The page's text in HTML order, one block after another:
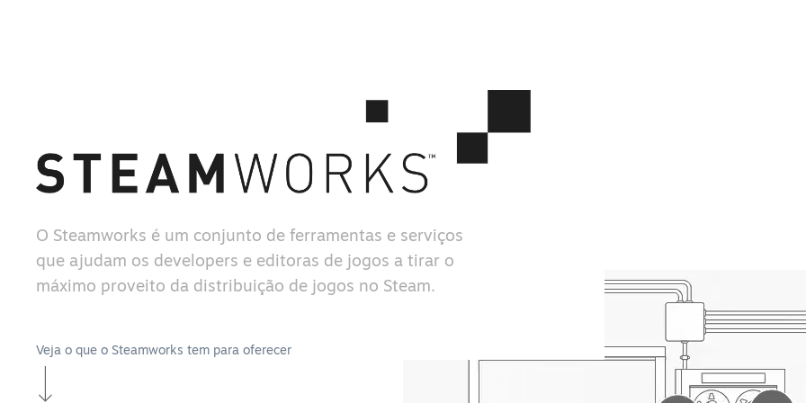
O Steamworks é um conjunto de ferramentas e serviços
que ajudam os developers e editoras de jogos a tirar o
máximo proveito da distribuição de jogos no Steam.
Veja o que o Steamworks tem para oferecer